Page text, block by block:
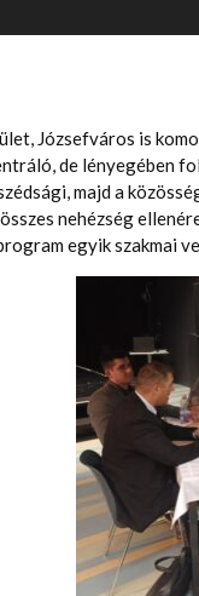
Józsefváros is
de lényegében
majd a
nehézség
egyik szakmai